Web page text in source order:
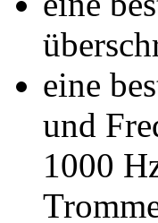
eine
und
1000